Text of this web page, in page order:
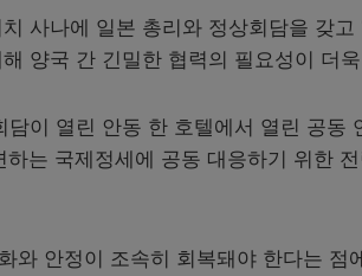
사나에 일본 총리와 정상회담을 갖
양국 간 긴밀한 협력의 필요성이 더
이 열린 안동 한 호텔에서 열린 공동
는 국제정세에 공동 대응하기 위한
와 안정이 조속히 회복돼야 한다는 점